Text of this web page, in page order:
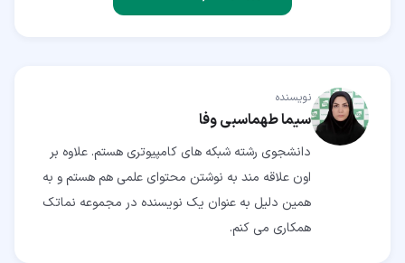
نویسنده
سیما طهماسبی وفا
دانشجوی رشته شبکه های کامپیوتری هستم. علاوه بر
اون علاقه مند به نوشتن محتوای علمی هم هستم و به
همین دلیل به عنوان یک نویسنده در مجموعه نماتک
همکاری می کنم.